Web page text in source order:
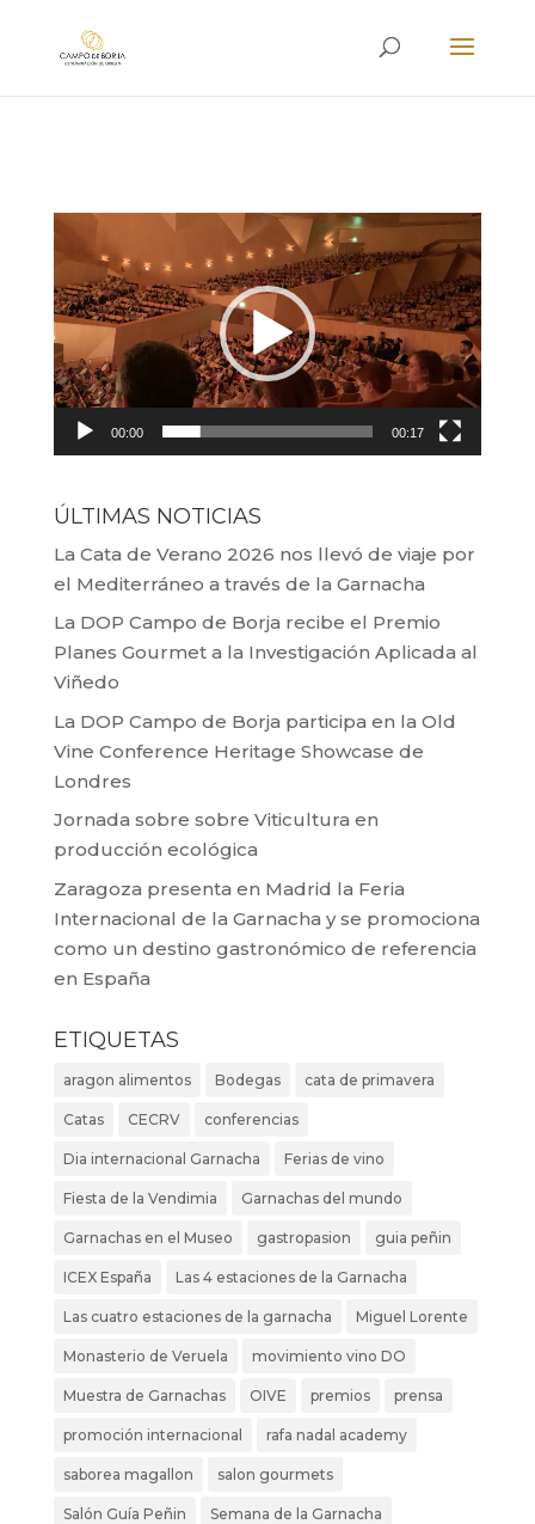
Reproductor
de
vídeo
00:00 00:17
ÚLTIMAS NOTICIAS
La Cata de Verano 2026 nos llevó de viaje por
el Mediterráneo a través de la Garnacha
La DOP Campo de Borja recibe el Premio
Planes Gourmet a la Investigación Aplicada al
Viñedo
La DOP Campo de Borja participa en la Old
Vine Conference Heritage Showcase de
Londres
Jornada sobre sobre Viticultura en
producción ecológica
Zaragoza presenta en Madrid la Feria
Internacional de la Garnacha y se promociona
como un destino gastronómico de referencia
en España
ETIQUETAS
aragon alimentos Bodegas cata de primavera
Catas CECRV conferencias
Dia internacional Garnacha Ferias de vino
Fiesta de la Vendimia Garnachas del mundo
Garnachas en el Museo gastropasion guia peñin
ICEX España Las 4 estaciones de la Garnacha
Las cuatro estaciones de la garnacha Miguel Lorente
Monasterio de Veruela movimiento vino DO
Muestra de Garnachas OIVE premios prensa
promoción internacional rafa nadal academy
saborea magallon salon gourmets
Salón Guía Peñin Semana de la Garnacha